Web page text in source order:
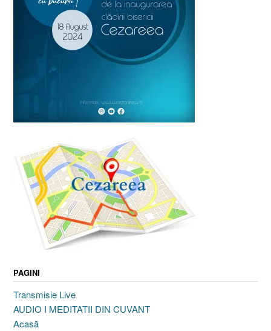
PAGINI
Transmisie Live
AUDIO I MEDITATII DIN CUVANT
Acasă